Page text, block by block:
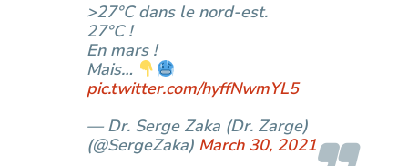
>27°C dans le nord-est.
27°C !
En mars !
Mais…
pic.twitter.com/hyffNwmYL5
— Dr. Serge Zaka (Dr. Zarge)
(@SergeZaka) March 30, 2021